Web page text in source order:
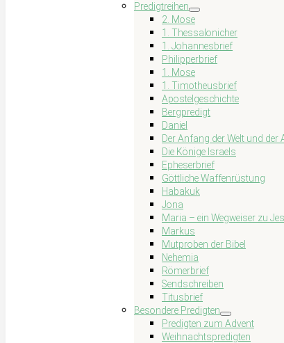
Predigtreihen
2. Mose
1. Thessalonicher
1. Johannesbrief
Philipperbrief
1. Mose
1. Timotheusbrief
Apostelgeschichte
Bergpredigt
Daniel
Der Anfang der Welt und der
Die Könige Israels
Epheserbrief
Göttliche Waffenrüstung
Habakuk
Jona
Maria – ein Wegweiser zu
Markus
Mutproben der Bibel
Nehemia
Römerbrief
Sendschreiben
Titusbrief
Besondere Predigten
Predigten zum Advent
Weihnachtspredigten